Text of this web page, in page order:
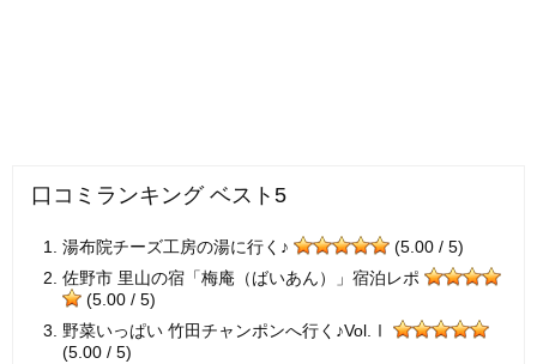
口コミランキング ベスト5
湯布院チーズ工房の湯に行く♪
(5.00 / 5)
佐野市 里山の宿「梅庵（ばいあん）」宿泊レポ
(5.00 / 5)
野菜いっぱい 竹田チャンポンへ行く♪Vol.Ⅰ
(5.00 / 5)